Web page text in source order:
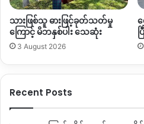
သားဖြစ်သူ ဓားဖြင့်ခုတ်သတ်မှု
ကြောင့် မိဘနှစ်ပါး သေဆုံး
3 August 2026
Recent Posts